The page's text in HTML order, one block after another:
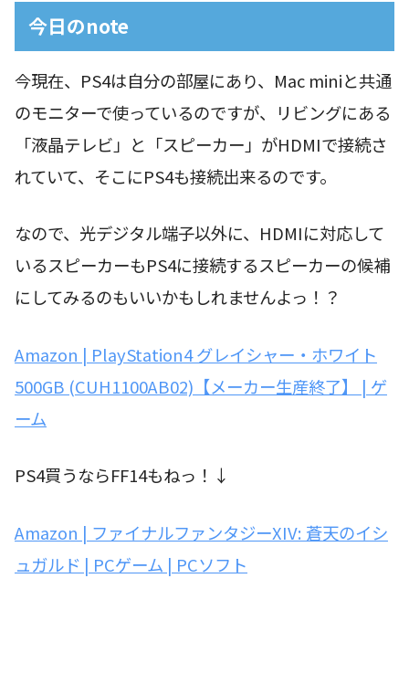
今日のnote
今現在、PS4は自分の部屋にあり、Mac miniと共通
のモニターで使っているのですが、リビングにある
「液晶テレビ」と「スピーカー」がHDMIで接続さ
れていて、そこにPS4も接続出来るのです。
なので、光デジタル端子以外に、HDMIに対応して
いるスピーカーもPS4に接続するスピーカーの候補
にしてみるのもいいかもしれませんよっ！？
Amazon | PlayStation4 グレイシャー・ホワイト
500GB (CUH1100AB02)【メーカー生産終了】 | ゲ
ーム
PS4買うならFF14もねっ！↓
Amazon | ファイナルファンタジーXIV: 蒼天のイシ
ュガルド | PCゲーム | PCソフト